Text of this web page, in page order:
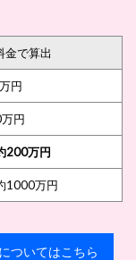
金で算出
円
円
200万円
1000万円
ついてはこちら